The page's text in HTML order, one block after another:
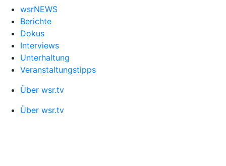
wsrNEWS
Berichte
Dokus
Interviews
Unterhaltung
Veranstaltungstipps
Über wsr.tv
Über wsr.tv